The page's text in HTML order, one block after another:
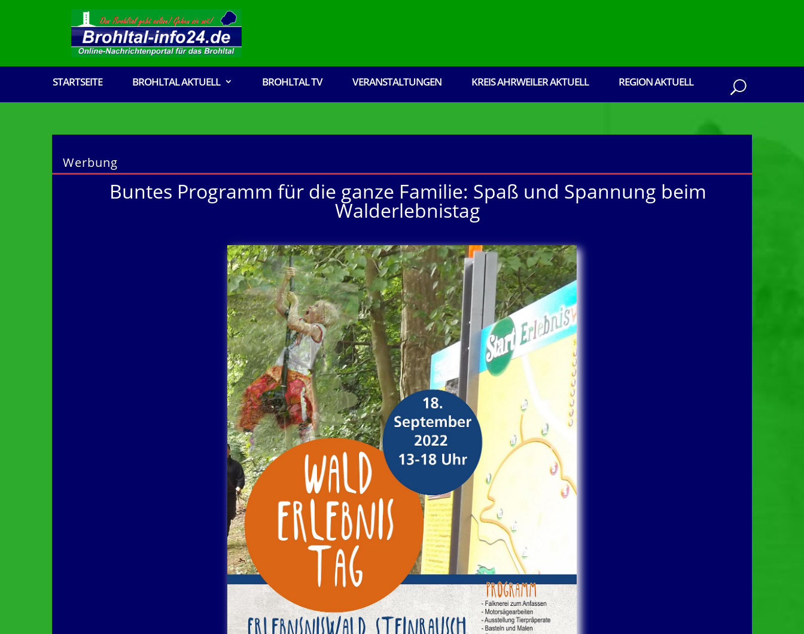
STARTSEITE BROHLTAL AKTUELL BROHLTAL TV VERANSTALTUNGEN KREIS AHRWEILER AKTUELL REGION AKTUELL
Werbung
Buntes Programm für die ganze Familie: Spaß und Spannung beim
Walderlebnistag